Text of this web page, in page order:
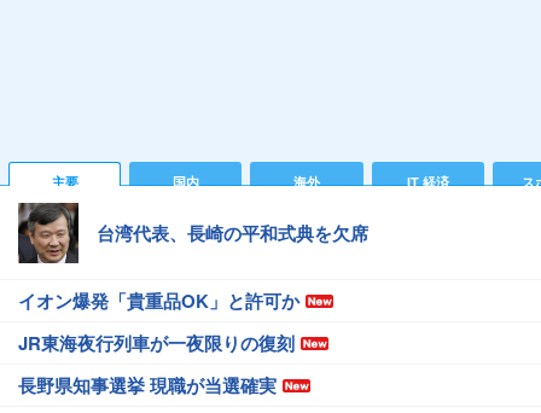
主要 国内 海外 IT 経済 ス
台湾代表、長崎の平和式典を欠席
イオン爆発「貴重品OK」と許可か
JR東海夜行列車が一夜限りの復刻
長野県知事選挙 現職が当選確実